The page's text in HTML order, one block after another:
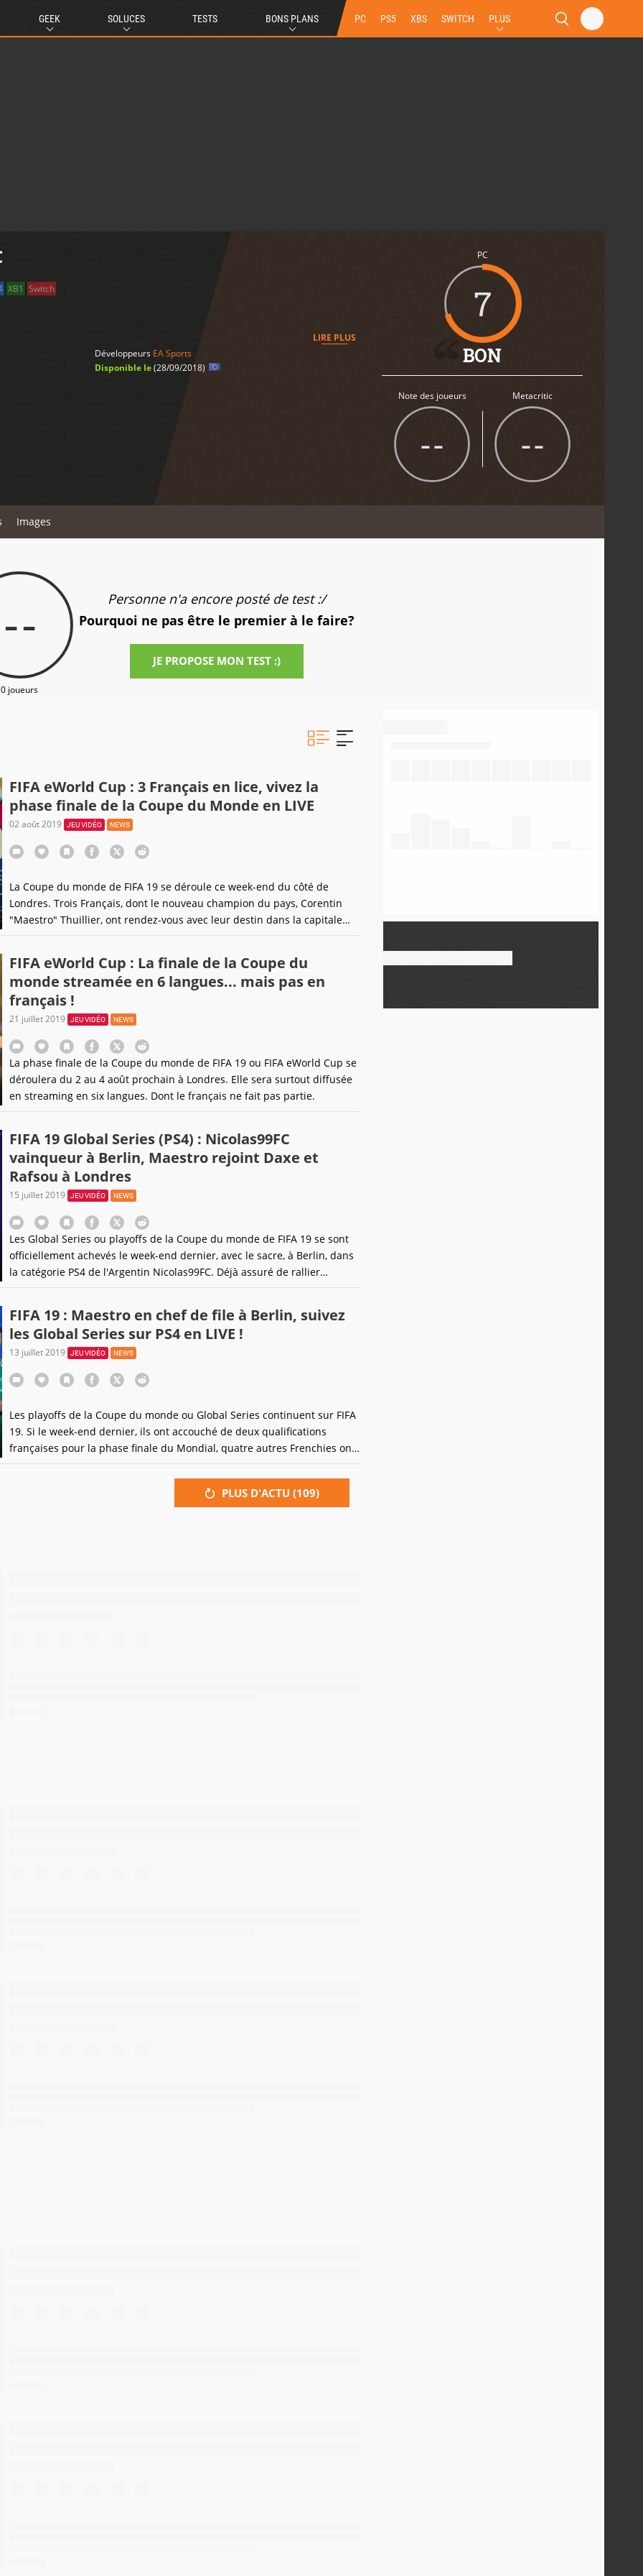
GEEK SOLUCES TESTS BONS PLANS PC PS5 XBS SWITCH PLUS
XB1 Switch
LIRE PLUS
Développeurs EA Sports
Disponible le(28/09/2018)
PC
7
BON
Note des joueurs
--
Metacritic
--
Images
--
0 joueurs
Personne n'a encore posté de test :/
Pourquoi ne pas être le premier à le faire?
JE PROPOSE MON TEST :)
FIFA eWorld Cup : 3 Français en lice, vivez la
phase finale de la Coupe du Monde en LIVE
02 août 2019 JEU VIDÉO NEWS
La Coupe du monde de FIFA 19 se déroule ce week-end du côté de
Londres. Trois Français, dont le nouveau champion du pays, Corentin
"Maestro" Thuillier, ont rendez-vous avec leur destin dans la capitale
anglaise. Une phase finale marathon à suivre dès ce vendredi à partir
FIFA eWorld Cup : La finale de la Coupe du
monde streamée en 6 langues... mais pas en
français !
21 juillet 2019 JEU VIDÉO NEWS
La phase finale de la Coupe du monde de FIFA 19 ou FIFA eWorld Cup se
déroulera du 2 au 4 août prochain à Londres. Elle sera surtout diffusée
en streaming en six langues. Dont le français ne fait pas partie.
FIFA 19 Global Series (PS4) : Nicolas99FC
vainqueur à Berlin, Maestro rejoint Daxe et
Rafsou à Londres
15 juillet 2019 JEU VIDÉO NEWS
Les Global Series ou playoffs de la Coupe du monde de FIFA 19 se sont
officiellement achevés le week-end dernier, avec le sacre, à Berlin, dans
la catégorie PS4 de l'Argentin Nicolas99FC. Déjà assuré de rallier
Londres début août (2-4) pour la phase finale du Mondial, Corentin
avoir composté son billet. Il
FIFA 19 : Maestro en chef de file à Berlin, suivez
les Global Series sur PS4 en LIVE !
13 juillet 2019 JEU VIDÉO NEWS
Les playoffs de la Coupe du monde ou Global Series continuent sur FIFA
19. Si le week-end dernier, ils ont accouché de deux qualifications
françaises pour la phase finale du Mondial, quatre autres Frenchies ont
cette fois rendez-vous avec leur destin. Cela débute ce vendredi à
Berlin, avec les 64 meilleurs joueurs du globe sur PS4. Et c'est à suivre
PLUS D'ACTU (109)